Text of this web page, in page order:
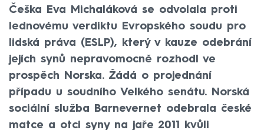
Češka Eva Michaláková se odvolala proti
lednovému verdiktu Evropského soudu pro
lidská práva (ESLP), který v kauze odebrání
jejích synů nepravomocně rozhodl ve
prospěch Norska. Žádá o projednání
případu u soudního Velkého senátu. Norská
sociální služba Barnevernet odebrala české
matce a otci syny na jaře 2011 kvůli